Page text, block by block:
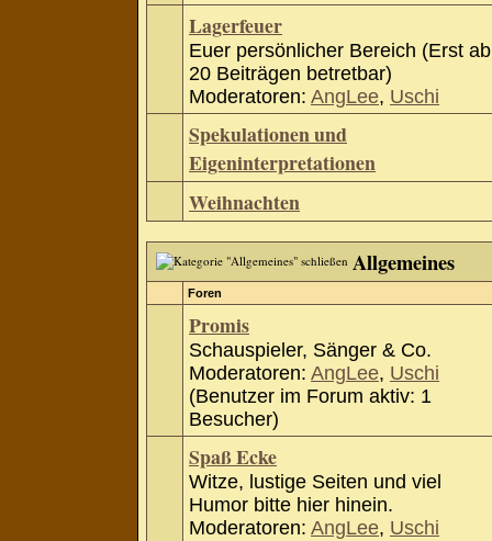
Lagerfeuer
Euer persönlicher Bereich (Erst ab
20 Beiträgen betretbar)
Moderatoren: AngLee, Uschi
Spekulationen und
Eigeninterpretationen
Weihnachten
Allgemeines
Foren
Promis
Schauspieler, Sänger & Co.
Moderatoren: AngLee, Uschi
(Benutzer im Forum aktiv: 1
Besucher)
Spaß Ecke
Witze, lustige Seiten und viel
Humor bitte hier hinein.
Moderatoren: AngLee, Uschi